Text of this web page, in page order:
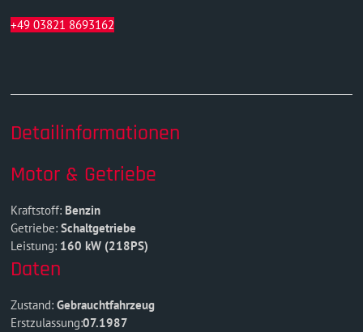
+49 03821 8693162
Detailinformationen
Motor & Getriebe
Kraftstoff: Benzin
Getriebe: Schaltgetriebe
Leistung: 160 kW (218PS)
Daten
Zustand: Gebrauchtfahrzeug
Erstzulassung:07.1987